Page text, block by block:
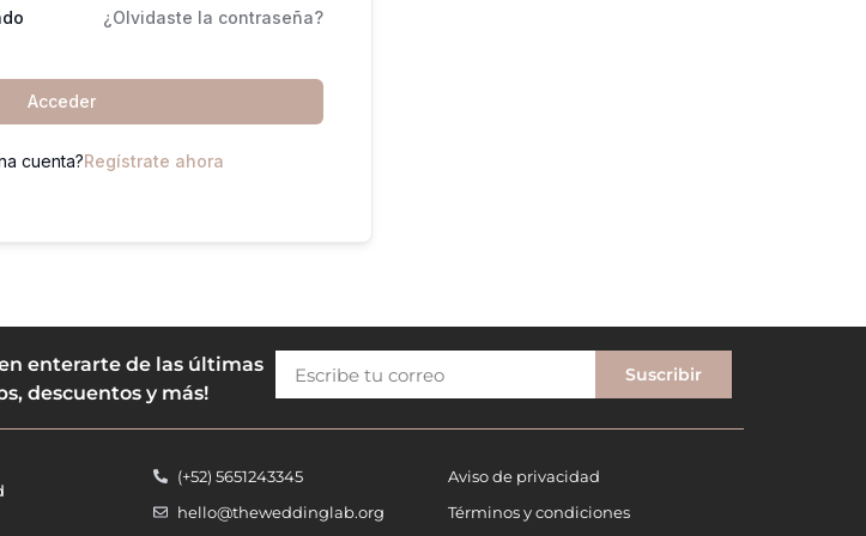
¿Olvidaste la contraseña?
Acceder
cuenta?Regístrate ahora
enterarte de las últimas
descuentos y más!
Suscribir
(+52) 5651243345
hello@theweddinglab.org
Aviso de privacidad
Términos y condiciones